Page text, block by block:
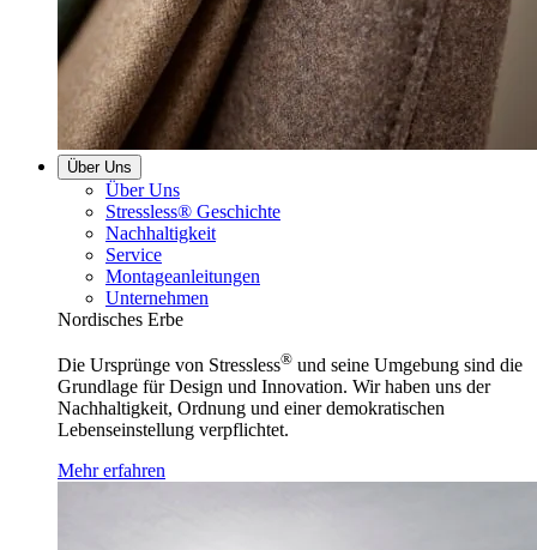
Über Uns
Über Uns
Stressless® Geschichte
Nachhaltigkeit
Service
Montageanleitungen
Unternehmen
Nordisches Erbe
Die Ursprünge von Stressless® und seine Umgebung sind die
Grundlage für Design und Innovation. Wir haben uns der
Nachhaltigkeit, Ordnung und einer demokratischen
Lebenseinstellung verpflichtet.
Mehr erfahren